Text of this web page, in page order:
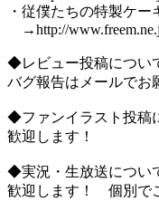
・従僕たちの特製ケー
→http://
◆レビュー投稿につい
バグ報告はメールでお
◆ファンイラスト投稿
歓迎します！
◆実況・生放送につい
歓迎します！ 個別で